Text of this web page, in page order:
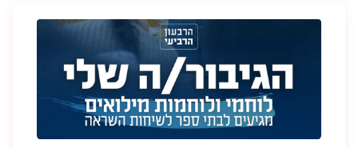
קרן הסיוע לטיפול בכלבי היחידה המשוחררים, בשיתוף
חיותא - ביטוח הבריאות לחיות המחמד.
את הקרן מנהלת ועדה מקצועית בראשותו של ד”ר יוסי
ווין, אשר תסייע ותייעץ בזמן אמת לחברי קהילת הבוגרים
שאימצו כלבים משוחררים משירות ביחידה.
לפרטים נוספים על קרלו ופעילות הקרן, כנסו ללשונית